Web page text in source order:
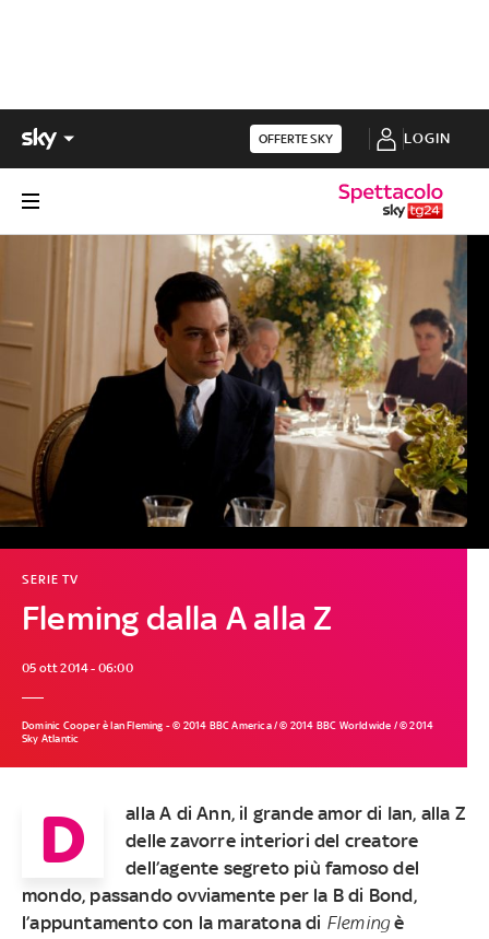
OFFERTE SKY LOGIN
Fleming dalla A alla Z
SERIE TV
05 ott 2014 - 06:00
Dominic Cooper è Ian Fleming - © 2014 BBC America / © 2014 BBC Worldwide / © 2014
Sky Atlantic
D
alla A di Ann, il grande amor di Ian, alla Z
delle zavorre interiori del creatore
dell’agente segreto più famoso del
mondo, passando ovviamente per la B di Bond,
l’appuntamento con la maratona di Flemingè